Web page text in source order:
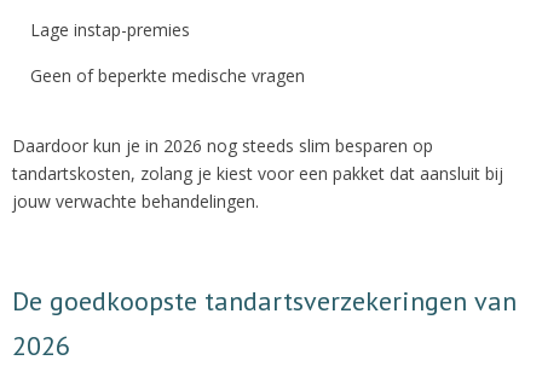
Lage instap-premies
Geen of beperkte medische vragen
Daardoor kun je in 2026 nog steeds slim besparen op
tandartskosten, zolang je kiest voor een pakket dat aansluit bij
jouw verwachte behandelingen.
De goedkoopste tandartsverzekeringen van
2026